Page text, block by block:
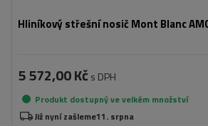
Hliníkový střešní nosič Mont Blanc
5 572,00 Kč s DPH
Produkt dostupný ve velkém množství
Již nyní zašleme11. srpna